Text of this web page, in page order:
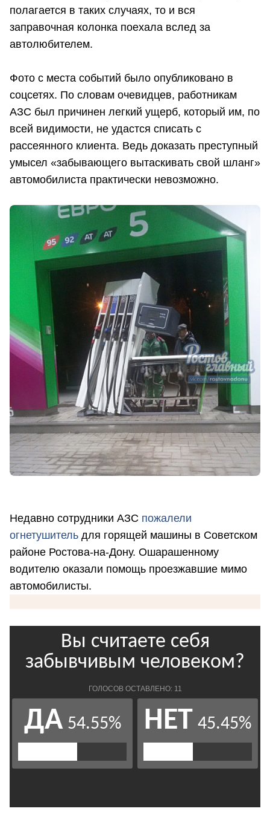
полагается в таких случаях, то и вся
заправочная колонка поехала вслед за
автолюбителем.
Фото с места событий было опубликовано в
соцсетях. По словам очевидцев, работникам
АЗС был причинен легкий ущерб, который им, по
всей видимости, не удастся списать с
рассеянного клиента. Ведь доказать преступный
умысел «забывающего вытаскивать свой шланг»
автомобилиста практически невозможно.
Недавно сотрудники АЗС пожалели
огнетушитель для горящей машины в Советском
районе Ростова-на-Дону. Ошарашенному
водителю оказали помощь проезжавшие мимо
автомобилисты.